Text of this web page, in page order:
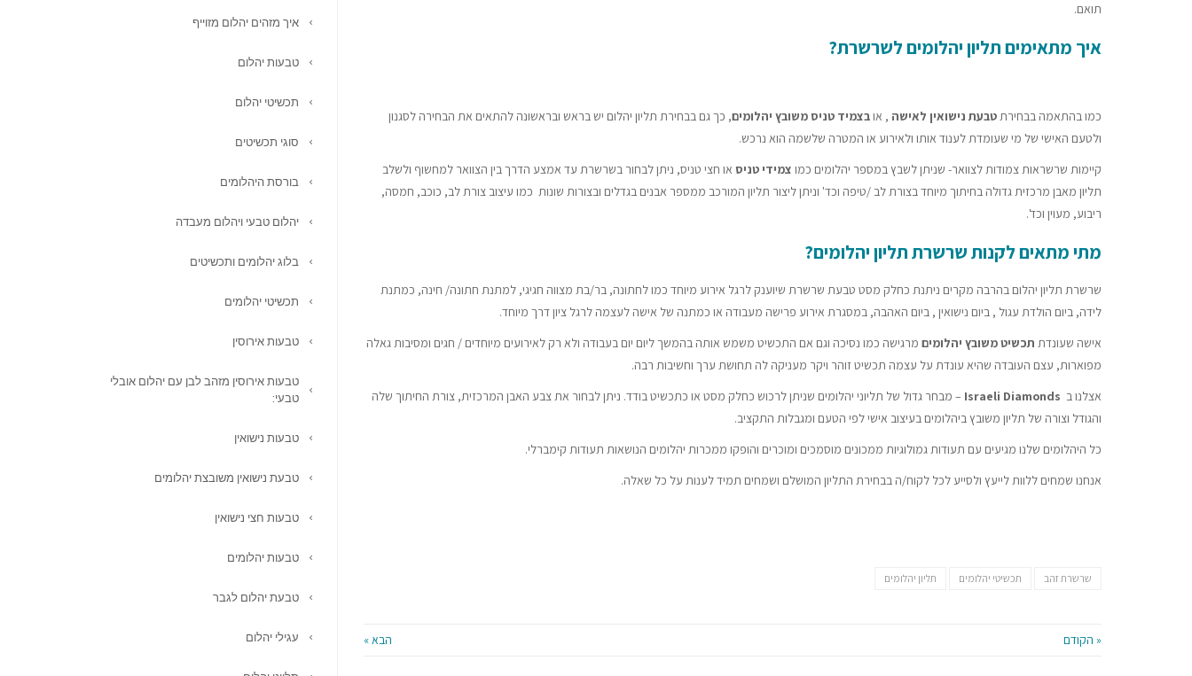
תואם.
איך מתאימים תליון יהלומים לשרשרת?
כמו בהתאמה בבחירתטבעת נישואין לאישה , אובצמיד טניס משובץ יהלומים, כך גם בבחירת תליון יהלום יש בראש ובראשונה להתאים את הבחירה לסגנון
ולטעם האישי של מי שעומדת לענוד אותו ולאירוע או המטרה שלשמה הוא נרכש.
קיימות שרשראות צמודות לצוואר- שניתן לשבץ במספר יהלומים כמו צמידי טניס או חצי טניס, ניתן לבחור בשרשרת עד אמצע הדרך בין הצוואר למחשוף ולשלב
תליון מאבן מרכזית גדולה בחיתוך מיוחד בצורת לב /טיפה וכד' וניתן ליצור תליון המורכב ממספר אבנים בגדלים ובצורות שונות כמו עיצוב צורת לב, כוכב, חמסה,
ריבוע, מעוין וכד'.
מתי מתאים לקנות שרשרת תליון יהלומים?
שרשרת תליון יהלום בהרבה מקרים ניתנת כחלק מסט טבעת שרשרת שיוענק לרגל אירוע מיוחד כמו לחתונה, בר/בת מצווה חגיגי, למתנת חתונה/ חינה, כמתנת
לידה, ביום הולדת עגול , ביום נישואין , ביום האהבה, במסגרת אירוע פרישה מעבודה או כמתנה של אישה לעצמה לרגל ציון דרך מיוחד.
אישה שעונדת תכשיט משובץ יהלומים מרגישה כמו נסיכה וגם אם התכשיט משמש אותה בהמשך ליום יום בעבודה ולא רק לאירועים מיוחדים / חגים ומסיבות גאלה
מפוארות, עצם העובדה שהיא עונדת על עצמה תכשיט זוהר ויקר מעניקה לה תחושת ערך וחשיבות רבה.
אצלנו ב Israeli Diamonds – מבחר גדול של תליוני יהלומים שניתן לרכוש כחלק מסט או כתכשיט בודד. ניתן לבחור את צבע האבן המרכזית, צורת החיתוך שלה
והגודל וצורה של תליון משובץ ביהלומים בעיצוב אישי לפי הטעם ומגבלות התקציב.
כל היהלומים שלנו מגיעים עם תעודות גמולוגיות ממכונים מוסמכים ומוכרים והופקו ממכרות יהלומים הנושאות תעודות קימברלי.
אנחנו שמחים ללוות לייעץ ולסייע לכל לקוח/ה בבחירת התליון המושלם ושמחים תמיד לענות על כל שאלה.
שרשרת זהב תכשיטי יהלומים תליון יהלומים
« הקודם הבא »
איך מזהים יהלום מזוייף
טבעות יהלום
תכשיטי יהלום
סוגי תכשיטים
בורסת היהלומים
יהלום טבעי ויהלום מעבדה
בלוג יהלומים ותכשיטים
תכשיטי יהלומים
טבעות אירוסין
טבעות אירוסין מזהב לבן עם יהלום אובלי
טבעי:
טבעות נישואין
טבעת נישואין משובצת יהלומים
טבעות חצי נישואין
טבעות יהלומים
טבעת יהלום לגבר
עגילי יהלום